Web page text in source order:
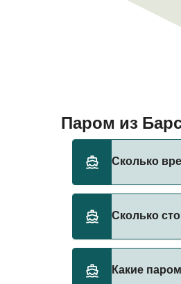
Паром из
Сколько
оператора,
Сколько
Цена указана без
Какие